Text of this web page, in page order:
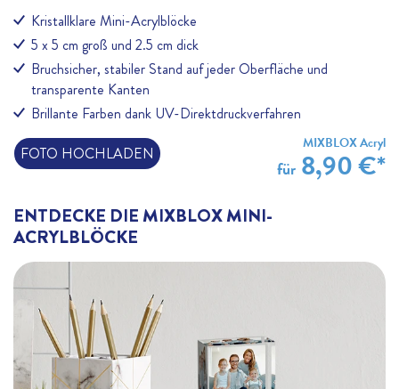
ENTDECKE DIE MIXBLOX MINI-
ACRYLBLÖCKE
Kristallklare Mini-Acrylblöcke
5 x 5 cm groß und 2.5 cm dick
Bruchsicher, stabiler Stand auf jeder Oberfläche und
transparente Kanten
Brillante Farben dank UV-Direktdruckverfahren
FOTO HOCHLADEN
MIXBLOX Acryl
für 8,90 €*